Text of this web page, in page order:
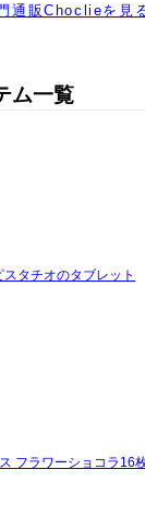
通販Choclieを見
ム一覧
タチオのタブレット
フラワーショコラ16